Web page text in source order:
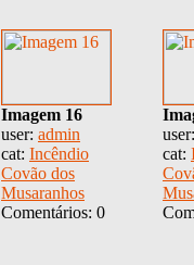
Imagem 16
user: admin
cat: Incêndio
Covão dos
Musaranhos
Comentários: 0
cat: